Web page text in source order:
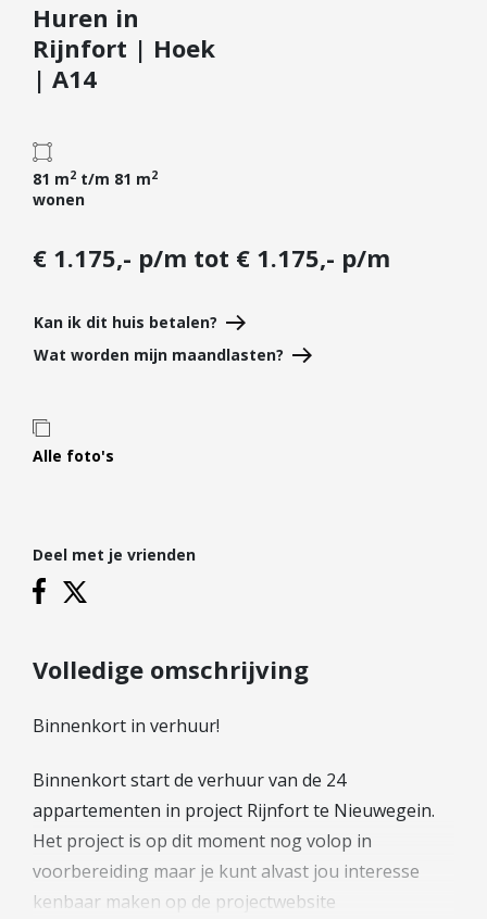
Kopen
Verkopen
Huren
Taxeren
Verzekeren
Projectontwikkelaars
Hypotheken
Hypotheek oversluiten
Hypotheek verhogen
Banken
Duurzame hypotheek
Contact
Leer ons kennen
Ons Team
Vacatures
Blog
Huren in
Rijnfort | Hoek
| A14
81 m2 t/m 81 m2
wonen
€ 1.175,- p/m tot € 1.175,- p/m
Kan ik dit huis betalen?
Wat worden mijn maandlasten?
Alle foto's
Deel met je vrienden
Volledige omschrijving
Binnenkort in verhuur!
Binnenkort start de verhuur van de 24
appartementen in project Rijnfort te Nieuwegein.
Het project is op dit moment nog volop in
voorbereiding maar je kunt alvast jou interesse
kenbaar maken op de projectwebsite